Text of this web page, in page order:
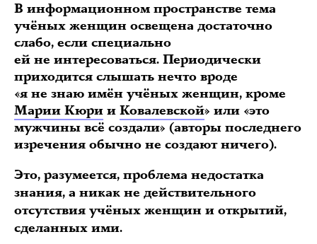
В информационном пространстве тема
учёных женщин освещена достаточно
слабо, если специально
ей не интересоваться. Периодически
приходится слышать нечто вроде
«я не знаю имён учёных женщин, кроме
Марии Кюри и Ковалевской» или «это
мужчины всё создали» (авторы последнего
изречения обычно не создают ничего).
Это, разумеется, проблема недостатка
знания, а никак не действительного
отсутствия учёных женщин и открытий,
сделанных ими.